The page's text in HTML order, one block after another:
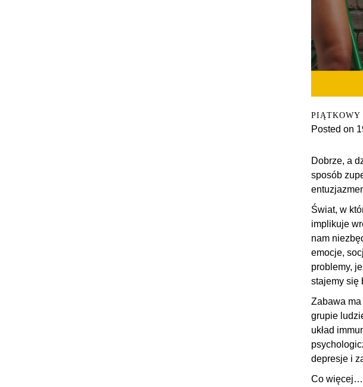
PIĄTKOWY
Posted on
Dobrze, a
sposób
Świat, w
implikuje
nam
emocje,
problemy,
stajemy się
Zabawa
grupie
układ
depresje i
Co więcej…